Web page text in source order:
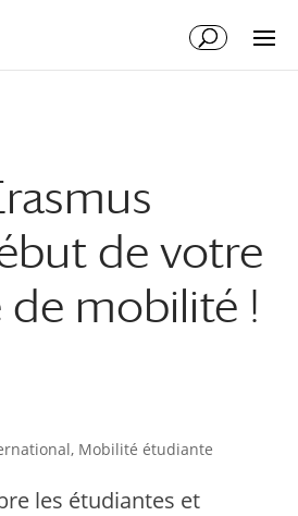
de votre
de mobilité !
, Mobilité étudiante
les étudiantes et